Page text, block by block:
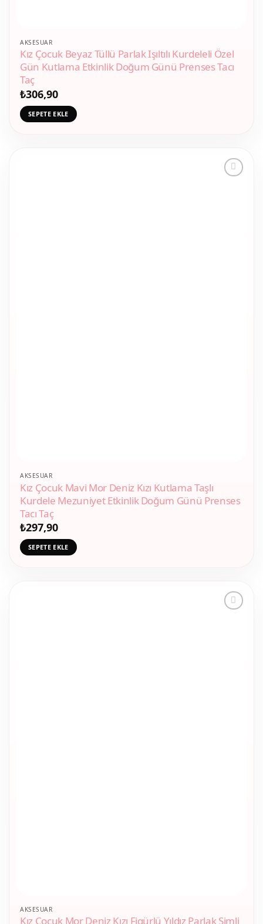
AKSESUAR
Kız Çocuk Beyaz Tüllü Parlak Işıltılı Kurdeleli Özel
Gün Kutlama Etkinlik Doğum Günü Prenses Tacı
Taç
₺306,90
SEPETE EKLE
AKSESUAR
Kız Çocuk Mavi Mor Deniz Kızı Kutlama Taşlı
Kurdele Mezuniyet Etkinlik Doğum Günü Prenses
Tacı Taç
₺297,90
SEPETE EKLE
AKSESUAR
Kız Çocuk Mor Deniz Kızı Figürlü Yıldız Parlak Simli